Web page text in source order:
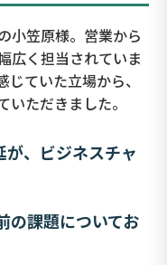
小笠原様。営業から
広く担当されていま
ていた立場から、
ただきました。
、ビジネスチャ
課題についてお